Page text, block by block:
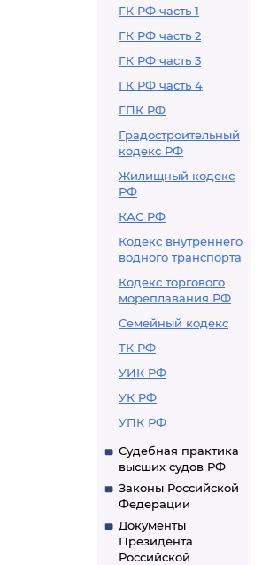
ГК РФ часть 1
ГК РФ часть 2
ГК РФ часть 3
ГК РФ часть 4
ГПК РФ
Градостроительный
кодекс РФ
Жилищный кодекс
РФ
КАС РФ
Кодекс внутреннего
водного транспорта
Кодекс торгового
мореплавания РФ
Семейный кодекс
ТК РФ
УИК РФ
УК РФ
УПК РФ
Судебная практика
высших судов РФ
Законы Российской
Федерации
Документы
Президента
Российской